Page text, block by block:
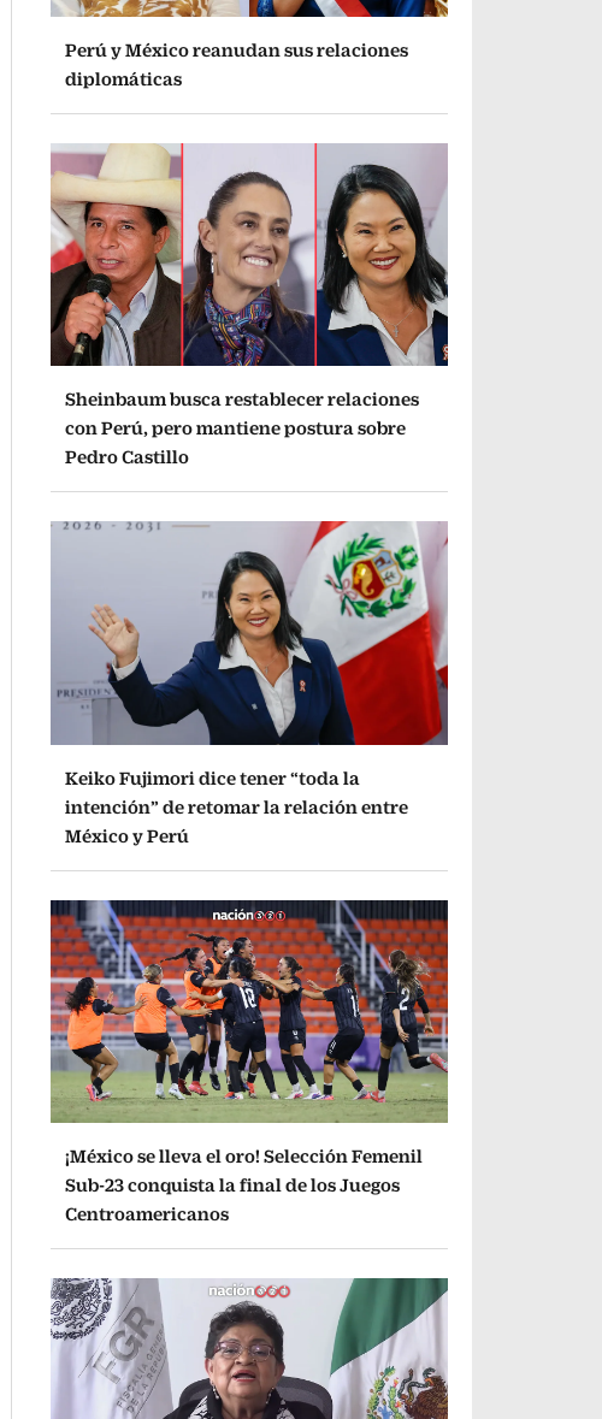
Perú y México reanudan sus relaciones
diplomáticas
Sheinbaum busca restablecer relaciones
con Perú, pero mantiene postura sobre
Pedro Castillo
Keiko Fujimori dice tener “toda la
intención” de retomar la relación entre
México y Perú
¡México se lleva el oro! Selección Femenil
Sub-23 conquista la final de los Juegos
Centroamericanos